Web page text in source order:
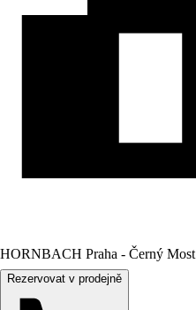
HORNBACH Praha - Černý Most
Rezervovat v prodejně